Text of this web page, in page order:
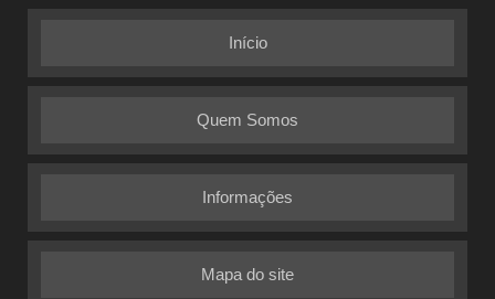
Início
Quem Somos
Informações
Mapa do site